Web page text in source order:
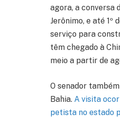
agora, a conversa
Jerônimo, e até
serviço para
têm chegado à
meio a partir de
O senador
Bahia. A visita
petista no estado